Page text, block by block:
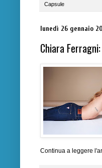
Capsule
lunedì 26 gennaio
Chiara
Continua a leggere